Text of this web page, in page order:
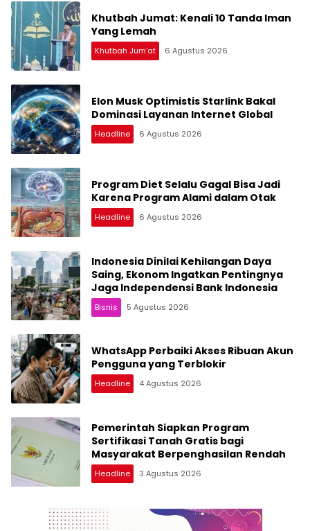
Khutbah Jumat: Kenali 10 Tanda Iman
Yang Lemah
Khutbah Jum'at 6 Agustus 2026
Elon Musk Optimistis Starlink Bakal
Dominasi Layanan Internet Global
Headline 6 Agustus 2026
Program Diet Selalu Gagal Bisa Jadi
Karena Program Alami dalam Otak
Headline 6 Agustus 2026
Indonesia Dinilai Kehilangan Daya
Saing, Ekonom Ingatkan Pentingnya
Jaga Independensi Bank Indonesia
Bisnis 5 Agustus 2026
WhatsApp Perbaiki Akses Ribuan Akun
Pengguna yang Terblokir
Headline 4 Agustus 2026
Pemerintah Siapkan Program
Sertifikasi Tanah Gratis bagi
Masyarakat Berpenghasilan Rendah
Headline 3 Agustus 2026